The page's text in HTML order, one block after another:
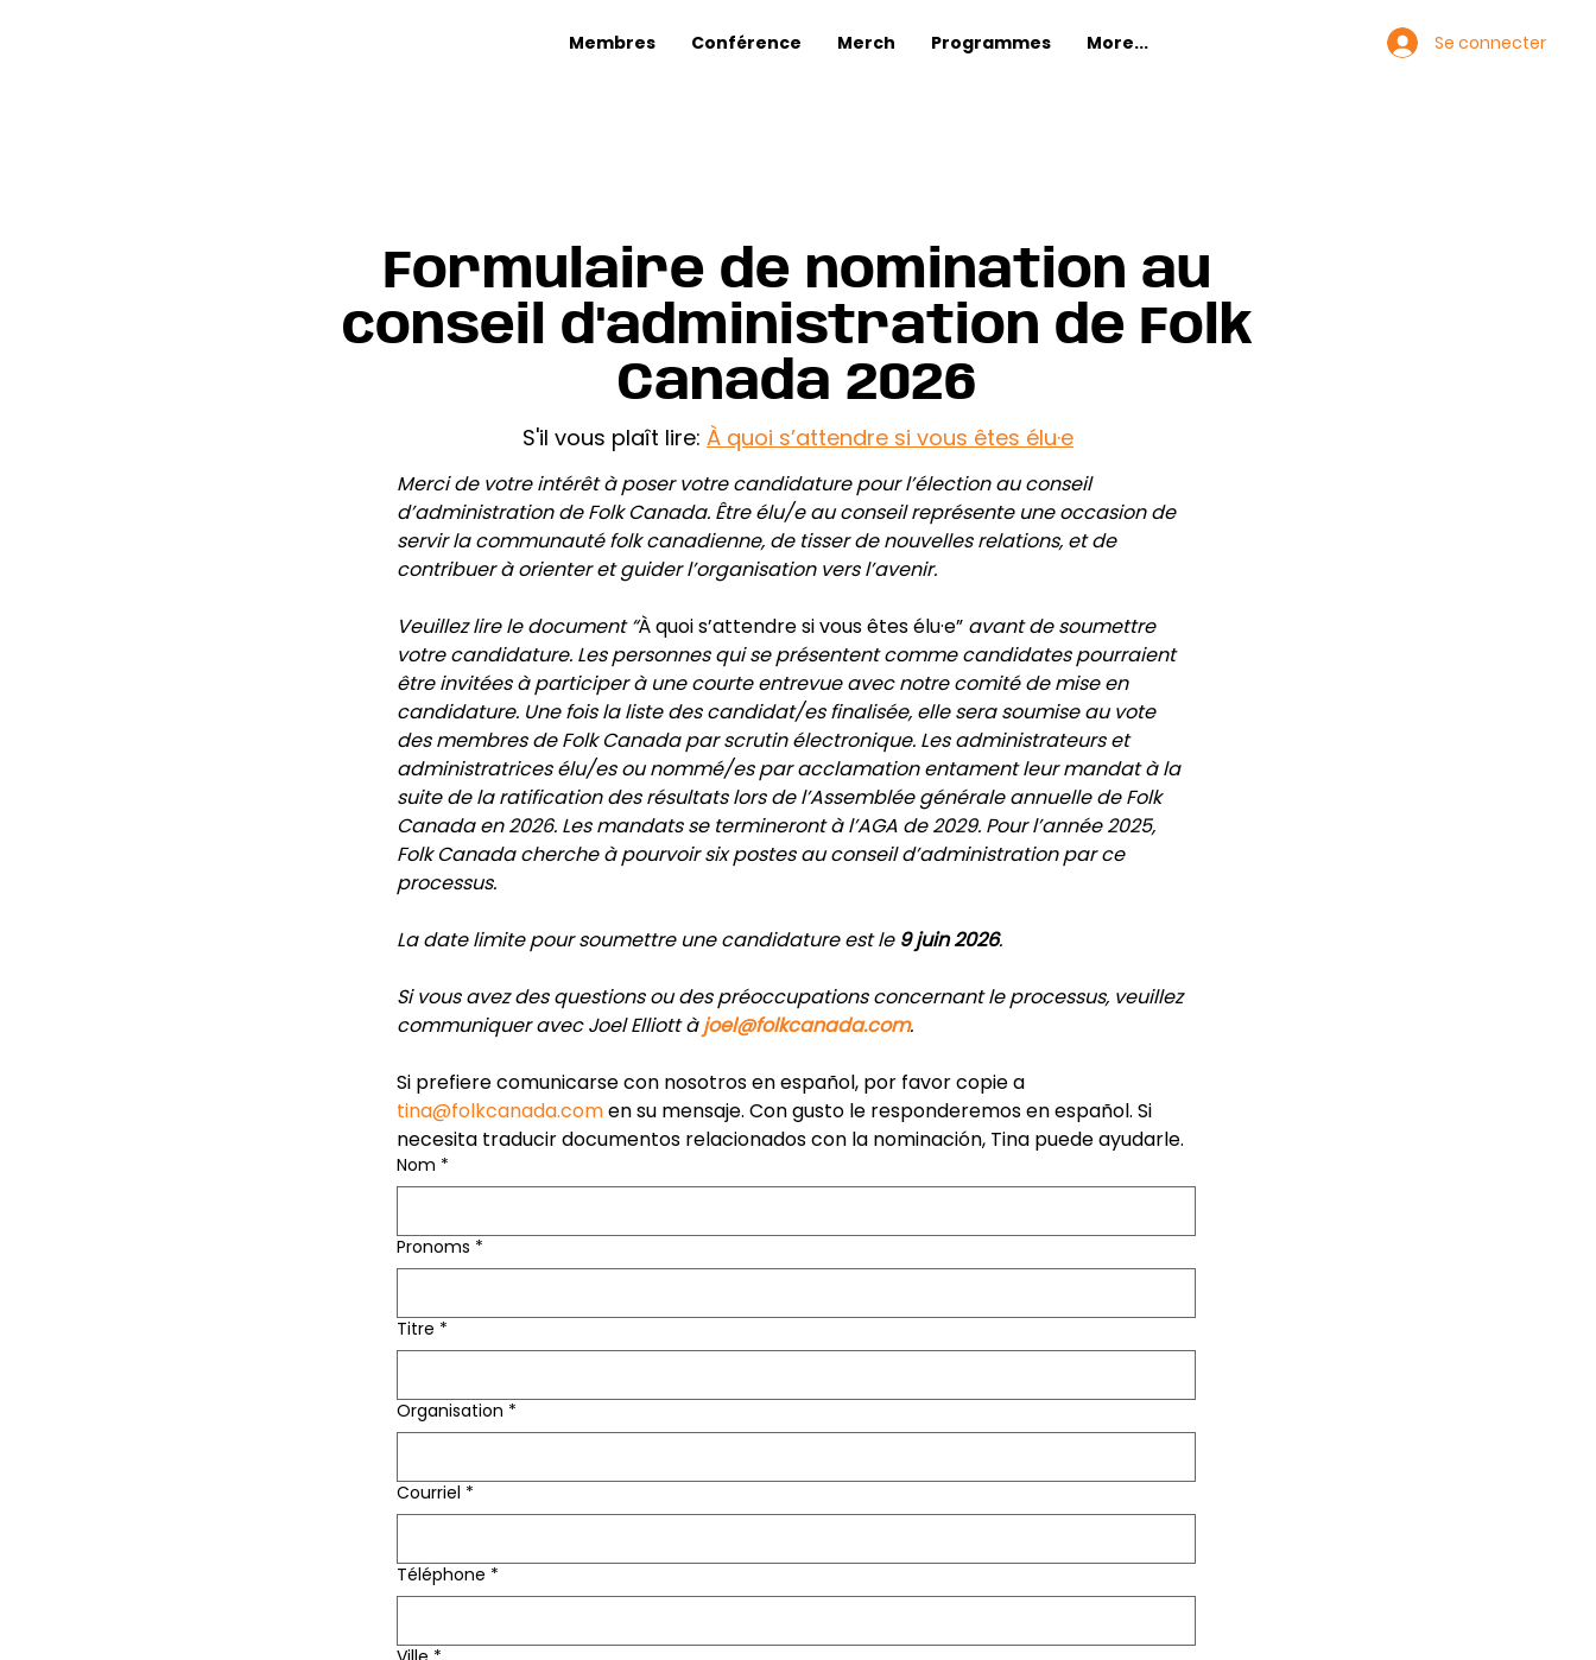
Membres Conférence Merch Programmes More... Se connecter
Formulaire de nomination au
conseil d'administration de Folk
Canada 2026
Merci de votre intérêt à poser votre candidature pour l’élection au conseil
d’administration de Folk Canada. Être élu/e au conseil représente une occasion de
servir la communauté folk canadienne, de tisser de nouvelles relations, et de
contribuer à orienter et guider l’organisation vers l’avenir.
Veuillez lire le document “À quoi s’attendre si vous êtes élu·e” avant de soumettre
votre candidature. Les personnes qui se présentent comme candidates pourraient
être invitées à participer à une courte entrevue avec notre comité de mise en
candidature. Une fois la liste des candidat/es finalisée, elle sera soumise au vote
des membres de Folk Canada par scrutin électronique. Les administrateurs et
administratrices élu/es ou nommé/es par acclamation entament leur mandat à la
suite de la ratification des résultats lors de l’Assemblée générale annuelle de Folk
Canada en 2026. Les mandats se termineront à l’AGA de 2029. Pour l’année 2025,
Folk Canada cherche à pourvoir six postes au conseil d’administration par ce
processus.
La date limite pour soumettre une candidature est le 9 juin 2026.
Si vous avez des questions ou des préoccupations concernant le processus, veuillez
communiquer avec Joel Elliott à joel@folkcanada.com.
tina@folkcanada.com en su mensaje. Con gusto le responderemos en español. Si
necesita traducir documentos relacionados con la nominación, Tina puede ayudarle.
Nom *
Pronoms *
Titre *
Organisation *
Courriel *
Téléphone *
S'il vous plaît lire: À quoi s’attendre si vous êtes élu·e